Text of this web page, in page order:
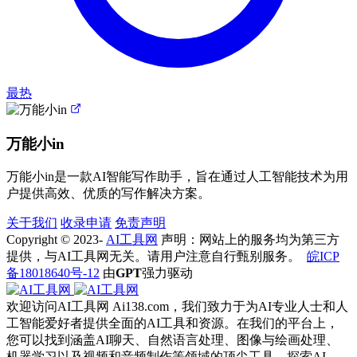
最热
万能小in
万能小in是一款AI智能写作助手，旨在通过人工智能技术为用
户提供高效、优质的写作解决方案。
关于我们 收录申请 免责声明
Copyright © 2023- AI工具网 声明：网站上的服务均为第三方
提供，与AI工具网无关。请用户注意自行甄别服务。 皖ICP
备18018640号-12 由GPT强力驱动
欢迎访问AI工具网 Ai138.com，我们致力于为AI专业人士和人
工智能爱好者提供全面的AI工具和资源。在我们的平台上，
您可以找到涵盖AI聊天、自然语言处理、图像与绘画处理、